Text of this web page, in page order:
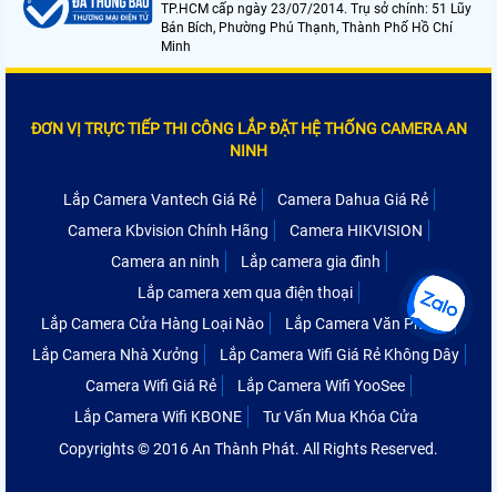
TP.HCM cấp ngày 23/07/2014. Trụ sở chính: 51 Lũy
Bán Bích, Phường Phú Thạnh, Thành Phố Hồ Chí
Minh
ĐƠN VỊ TRỰC TIẾP THI CÔNG LẮP ĐẶT HỆ THỐNG CAMERA AN
NINH
Lắp Camera Vantech Giá Rẻ
Camera Dahua Giá Rẻ
Camera Kbvision Chính Hãng
Camera HIKVISION
Camera an ninh
Lắp camera gia đình
Lắp camera xem qua điện thoại
Lắp Camera Cửa Hàng Loại Nào
Lắp Camera Văn Phòng
Lắp Camera Nhà Xưởng
Lắp Camera Wifi Giá Rẻ Không Dây
Camera Wifi Giá Rẻ
Lắp Camera Wifi YooSee
Lắp Camera Wifi KBONE
Tư Vấn Mua Khóa Cửa
Copyrights © 2016 An Thành Phát. All Rights Reserved.